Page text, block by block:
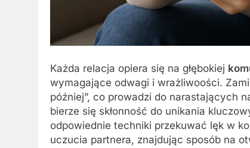
Każda relacja opiera się na głębokiej
wymagające odwagi i wrażliwoości.
później”, co prowadzi do narastających
bierze się skłonność do unikania
odpowiednie techniki przekuwać lęk w
uczucia partnera, znajdując sposób na